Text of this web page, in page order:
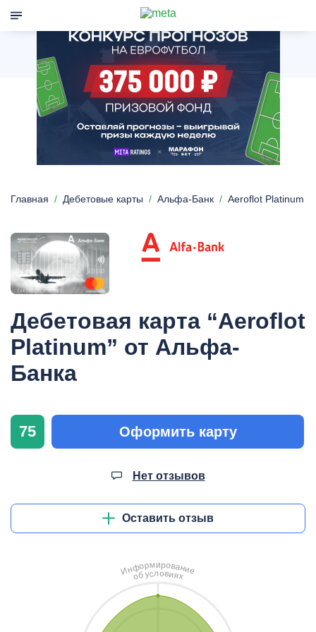
Главная Дебетовые карты Альфа-Банк Aeroflot Platinum
Дебетовая карта “Aeroflot
Platinum” от Альфа-
Банка
75 Оформить карту
Нет отзывов
Оставить отзыв
Информирование
обусловиях